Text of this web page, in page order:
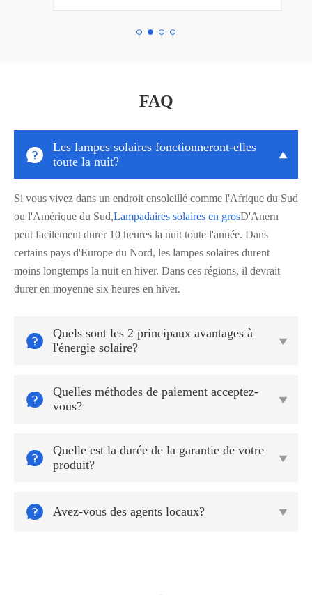
FAQ

Les lampes solaires fonctionneront-elles
toute la nuit?

Si vous vivez dans un endroit ensoleillé comme l'Afrique du Sud
ou l'Amérique du Sud,Lampadaires solaires en grosD'Anern
peut facilement durer 10 heures la nuit toute l'année. Dans
certains pays d'Europe du Nord, les lampes solaires durent
moins longtemps la nuit en hiver. Dans ces régions, il devrait
durer en moyenne six heures en hiver.

Quels sont les 2 principaux avantages à
l'énergie solaire?


Quelles méthodes de paiement acceptez-
vous?


Quelle est la durée de la garantie de votre
produit?

 Avez-vous des agents locaux? 